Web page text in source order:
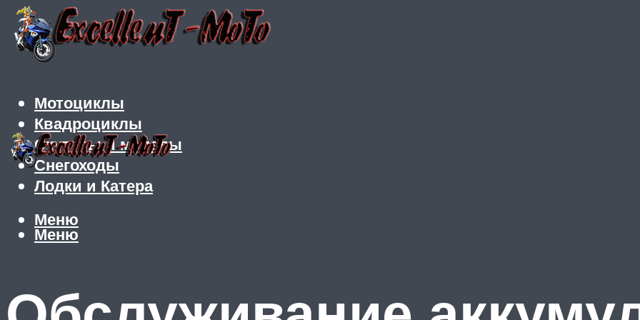
Мотоциклы
Квадроциклы
Скутеры и мопеды
Снегоходы
Лодки и Катера
Меню
Меню